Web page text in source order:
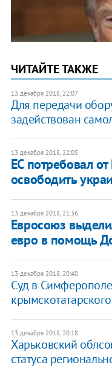
ЧИТАЙТЕ ТАКЖЕ
13 декабря 2018, 22:07
Для передачи
задействован
13 декабря 2018, 22:05
ЕС потребовал
освободить
13 декабря 2018, 21:36
Евросоюз
евро в помощь
13 декабря 2018, 20:40
Суд в
13 декабря 2018, 20:18
Харьковский
статуса